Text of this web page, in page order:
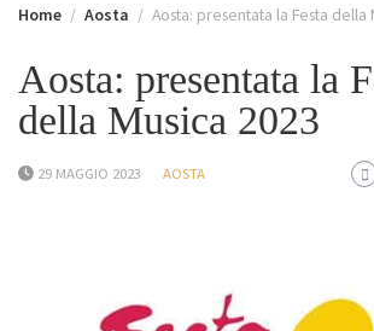
Home Aosta Aosta: presentata la Festa della
Aosta: presentata la
della Musica 2023
29 MAGGIO 2023 AOSTA